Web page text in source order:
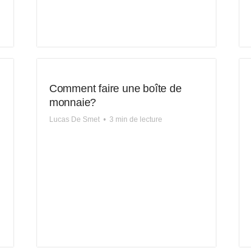
Comment faire une boîte de
monnaie?
Lucas De Smet • 3 min de lecture